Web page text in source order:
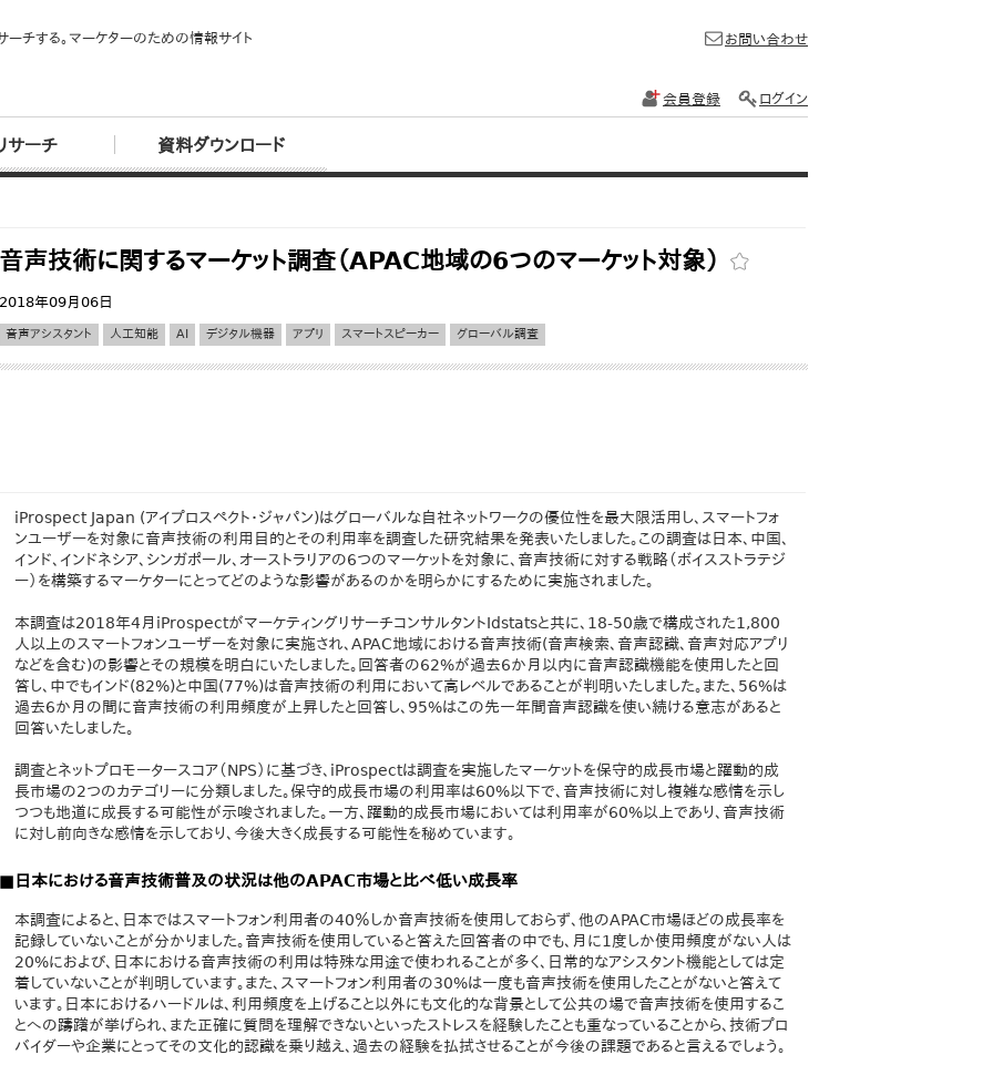
ーチする。マーケターのための情報サイト
サーチ 資料ダウンロード
お問い合わせ
会員登録 ログイン
音声技術に関するマーケット調査（APAC地域の6つのマーケット対象）
2018年09月06日
音声アシスタント 人工知能 AI デジタル機器 アプリ スマートスピーカー グローバル調査
iProspect Japan (アイプロスペクト・ジャパン)はグローバルな自社ネットワークの優位性を最大限活用し、スマートフォ
ンユーザーを対象に音声技術の利用目的とその利用率を調査した研究結果を発表いたしました。この調査は日本、中国、
インド、インドネシア、シンガポール、オーストラリアの6つのマーケットを対象に、音声技術に対する戦略（ボイスストラテジ
ー）を構築するマーケターにとってどのような影響があるのかを明らかにするために実施されました。
本調査は2018年4月iProspectがマーケティングリサーチコンサルタントIdstatsと共に、18-50歳で構成された1,800
人以上のスマートフォンユーザーを対象に実施され、APAC地域における音声技術(音声検索、音声認識、音声対応アプリ
などを含む)の影響とその規模を明白にいたしました。回答者の62%が過去6か月以内に音声認識機能を使用したと回
答し、中でもインド(82%)と中国(77%)は音声技術の利用において高レベルであることが判明いたしました。また、56%は
過去6か月の間に音声技術の利用頻度が上昇したと回答し、95%はこの先一年間音声認識を使い続ける意志があると
回答いたしました。
調査とネットプロモータースコア（NPS）に基づき、iProspectは調査を実施したマーケットを保守的成長市場と躍動的成
長市場の2つのカテゴリーに分類しました。保守的成長市場の利用率は60%以下で、音声技術に対し複雑な感情を示し
つつも地道に成長する可能性が示唆されました。一方、躍動的成長市場においては利用率が60%以上であり、音声技術
に対し前向きな感情を示しており、今後大きく成長する可能性を秘めています。
■日本における音声技術普及の状況は他のAPAC市場と比べ低い成長率
本調査によると、日本ではスマートフォン利用者の40％しか音声技術を使用しておらず、他のAPAC市場ほどの成長率を
記録していないことが分かりました。音声技術を使用していると答えた回答者の中でも、月に1度しか使用頻度がない人は
20%におよび、日本における音声技術の利用は特殊な用途で使われることが多く、日常的なアシスタント機能としては定
着していないことが判明しています。また、スマートフォン利用者の30%は一度も音声技術を使用したことがないと答えて
います。日本におけるハードルは、利用頻度を上げること以外にも文化的な背景として公共の場で音声技術を使用するこ
とへの躊躇が挙げられ、また正確に質問を理解できないといったストレスを経験したことも重なっていることから、技術プロ
バイダーや企業にとってその文化的認識を乗り越え、過去の経験を払拭させることが今後の課題であると言えるでしょう。